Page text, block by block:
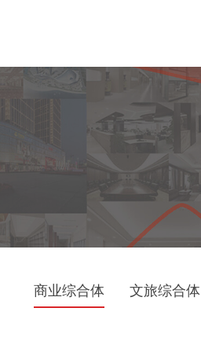
商业综合体 文旅综合体